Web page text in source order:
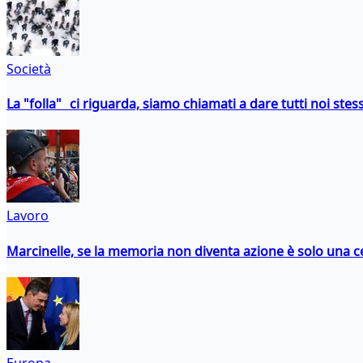
Società
La "folla" ci riguarda, siamo chiamati a dare tutti noi
Lavoro
Marcinelle, se la memoria non diventa azione è solo una